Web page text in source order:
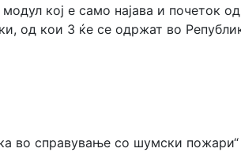
кој е само најава и почеток
од кои 3 ќе се одржат во
во справување со шумски